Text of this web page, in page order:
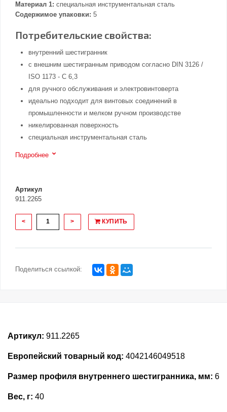
Материал 1: специальная инструментальная сталь
Содержимое упаковки: 5
Потребительские свойства:
внутренний шестигранник
с внешним шестигранным приводом согласно DIN 3126 /
ISO 1173 - C 6,3
для ручного обслуживания и электровинтоверта
идеально подходит для винтовых соединений в
промышленности и мелком ручном производстве
никелированная поверхность
специальная инструментальная сталь
Подробнее
Артикул
911.2265
< > КУПИТЬ
Поделиться ссылкой:
Артикул: 911.2265
Европейский товарный код: 4042146049518
Размер профиля внутреннего шестигранника, мм: 6
Вес, г: 40